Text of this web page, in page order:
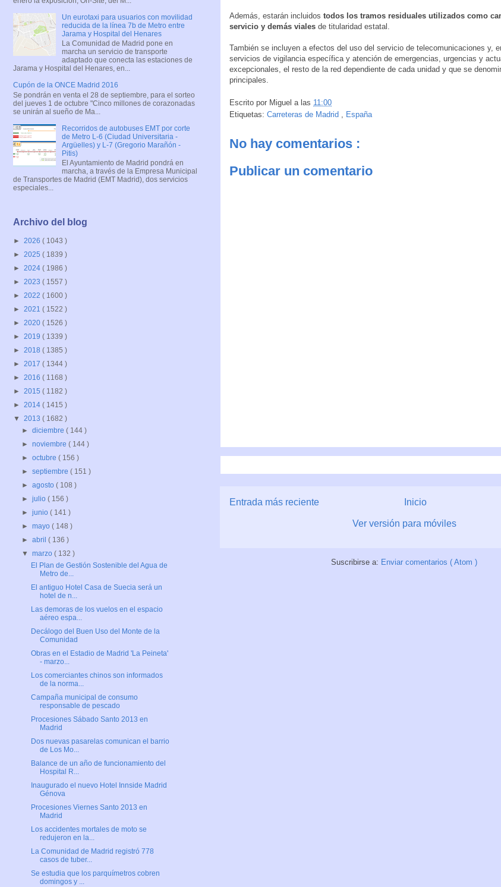
Además, estarán incluidos todos los tramos residuales utilizados como
servicio y demás viales de titularidad estatal.
También se incluyen a efectos del uso del servicio de telecomunicaciones y,
servicios de vigilancia específica y atención de emergencias, urgencias y
excepcionales, el resto de la red dependiente de cada unidad y que se
principales.
Escrito por Miguel a las 11:00
Etiquetas: Carreteras de Madrid , España
No hay comentarios :
Publicar un comentario
Entrada más reciente Inicio
Ver versión para móviles
Suscribirse a: Enviar comentarios ( Atom )
Un eurotaxi para usuarios con movilidad
reducida de la línea 7b de Metro entre
Jarama y Hospital del Henares
La Comunidad de Madrid pone en
marcha un servicio de transporte
adaptado que conecta las estaciones de
Jarama y Hospital del Henares, en...
Cupón de la ONCE Madrid 2016
Se pondrán en venta el 28 de septiembre, para el sorteo
del jueves 1 de octubre "Cinco millones de corazonadas
se unirán al sueño de Ma...
Recorridos de autobuses EMT por corte
de Metro L-6 (Ciudad Universitaria -
Argüelles) y L-7 (Gregorio Marañón -
Pitis)
El Ayuntamiento de Madrid pondrá en
marcha, a través de la Empresa Municipal
de Transportes de Madrid (EMT Madrid), dos servicios
especiales...
Archivo del blog
► 2026 ( 1043 )
► 2025 ( 1839 )
► 2024 ( 1986 )
► 2023 ( 1557 )
► 2022 ( 1600 )
► 2021 ( 1522 )
► 2020 ( 1526 )
► 2019 ( 1339 )
► 2018 ( 1385 )
► 2017 ( 1344 )
► 2016 ( 1168 )
► 2015 ( 1182 )
► 2014 ( 1415 )
▼ 2013 ( 1682 )
►diciembre( 144 )
►noviembre( 144 )
►octubre( 156 )
►septiembre( 151 )
►agosto( 108 )
►julio( 156 )
►junio( 141 )
►mayo( 148 )
►abril( 136 )
▼marzo( 132 )
El Plan de Gestión Sostenible del Agua de
Metro de...
El antiguo Hotel Casa de Suecia será un
hotel de n...
Las demoras de los vuelos en el espacio
aéreo espa...
Decálogo del Buen Uso del Monte de la
Comunidad
Obras en el Estadio de Madrid 'La Peineta'
- marzo...
Los comerciantes chinos son informados
de la norma...
Campaña municipal de consumo
responsable de pescado
Procesiones Sábado Santo 2013 en
Madrid
Dos nuevas pasarelas comunican el barrio
de Los Mo...
Balance de un año de funcionamiento del
Hospital R...
Inaugurado el nuevo Hotel Innside Madrid
Génova
Procesiones Viernes Santo 2013 en
Madrid
Los accidentes mortales de moto se
redujeron en la...
La Comunidad de Madrid registró 778
casos de tuber...
Se estudia que los parquímetros cobren
domingos y ...